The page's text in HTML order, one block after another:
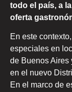
todo el país, a
oferta
En este
especiales en
de Buenos Aires
en el nuevo
En el marco de